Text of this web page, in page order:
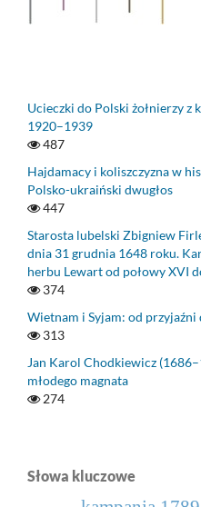
Ucieczki do Polski żołnierzy z
1920–1939
487
Hajdamacy i koliszczyzna w
Polsko-ukraiński dwugłos
447
Starosta lubelski Zbigniew
dnia 31 grudnia 1648 roku.
herbu Lewart od połowy XVI
374
Wietnam i Syjam: od
313
Jan Karol Chodkiewicz
młodego magnata
274
Słowa kluczowe